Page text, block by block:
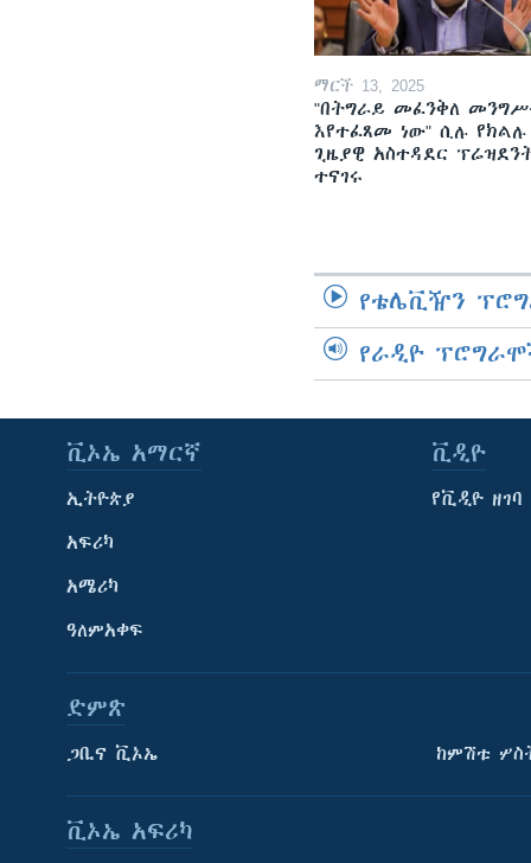
ማርች 13, 2025
"በትግራይ መፈንቅለ
እየተፈጸመ ነው" ሲሉ የክልሉ
ጊዜያዊ አስተዳደር
ተናገሩ
የቴሌቪዥን
የራዲዮ
ቪኦኤ አማርኛ
ኢትዮጵያ
አፍሪካ
አሜሪካ
ዓለምአቀፍ
ቪዲዮ
የቪዲዮ ዘገባ
ድምጽ
ጋቢና ቪኦኤ ከምሽቱ
ቪኦኤ አፍሪካ